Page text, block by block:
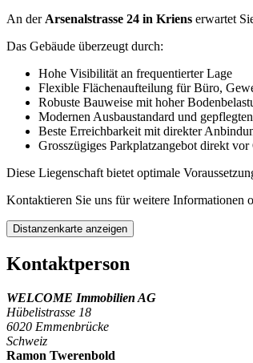
An der Arsenalstrasse 24 in Kriens erwartet
Das Gebäude überzeugt durch:
Hohe Visibilität an frequentierter Lage
Flexible Flächenaufteilung für Büro,
Robuste Bauweise mit hoher
Modernen Ausbaustandard und
Beste Erreichbarkeit mit direkter
Grosszügiges Parkplatzangebot direkt vor
Diese Liegenschaft bietet optimale
Kontaktieren Sie uns für weitere Informationen
Distanzenkarte anzeigen
Kontaktperson
WELCOME Immobilien AG
Hübelistrasse 18
6020 Emmenbrücke
Schweiz
Ramon Twerenbold